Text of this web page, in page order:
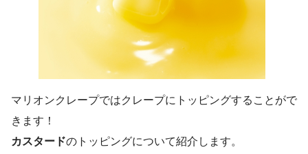
マリオンクレープではクレープにトッピングすることがで
きます！
カスタードのトッピングについて紹介します。